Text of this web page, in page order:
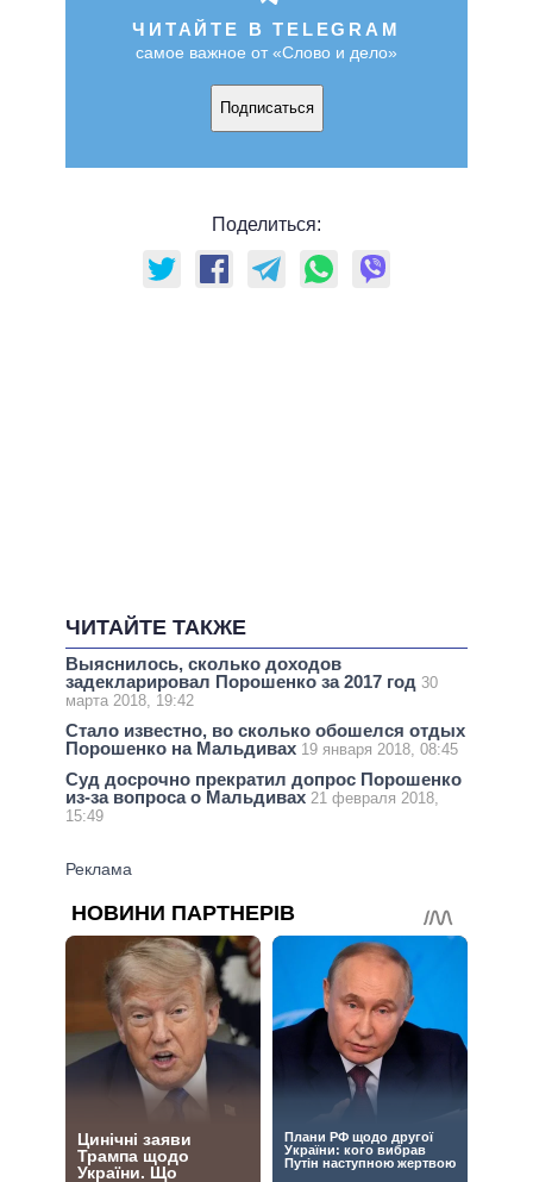
ЧИТАЙТЕ В TELEGRAM
самое важное от «Слово и дело»
Подписаться
Поделиться:
ЧИТАЙТЕ ТАКЖЕ
Выяснилось, сколько доходов
задекларировал Порошенко за 2017 год 30
марта 2018, 19:42
Стало известно, во сколько обошелся отдых
Порошенко на Мальдивах 19 января 2018, 08:45
Суд досрочно прекратил допрос Порошенко
из-за вопроса о Мальдивах 21 февраля 2018,
15:49